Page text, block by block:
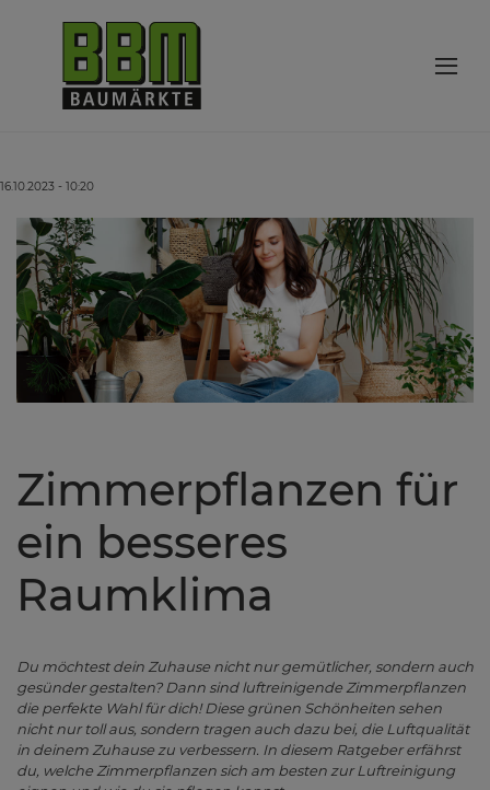
16.10.2023 - 10:20
Zimmerpflanzen für
ein besseres
Raumklima
Du möchtest dein Zuhause nicht nur gemütlicher, sondern auch
gesünder gestalten? Dann sind luftreinigende Zimmerpflanzen
die perfekte Wahl für dich! Diese grünen Schönheiten sehen
nicht nur toll aus, sondern tragen auch dazu bei, die Luftqualität
in deinem Zuhause zu verbessern. In diesem Ratgeber erfährst
du, welche Zimmerpflanzen sich am besten zur Luftreinigung